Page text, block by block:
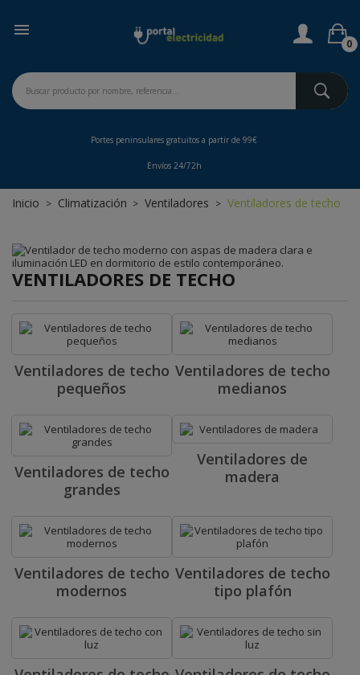

0
Portes peninsulares gratuitos a partir de 99€
Envíos 24/72h
Inicio Climatización Ventiladores Ventiladores de techo
VENTILADORES DE TECHO
Ventiladores de techo
pequeños
Ventiladores de techo
medianos
Ventiladores de techo
grandes
Ventiladores de
madera
Ventiladores de techo
modernos
Ventiladores de techo
tipo plafón